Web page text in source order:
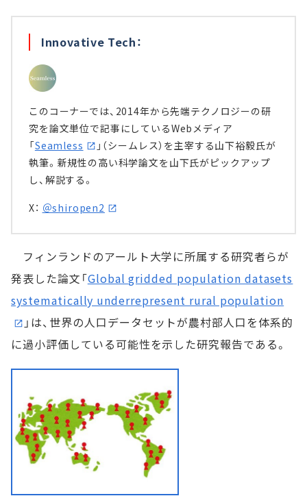
Innovative Tech：
このコーナーでは、2014年から先端テクノロジーの研
究を論文単位で記事にしているWebメディア
「Seamless
」（シームレス）を主宰する山下裕毅氏が
執筆。新規性の高い科学論文を山下氏がピックアップ
し、解説する。
X： ＠shiropen2
フィンランドのアールト大学に所属する研究者らが
発表した論文「Global gridded population datasets
systematically underrepresent rural population
」は、世界の人口データセットが農村部人口を体系的
に過小評価している可能性を示した研究報告である。